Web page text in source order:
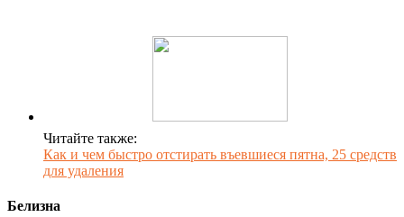
Читайте также:
Как и чем быстро отстирать въевшиеся пятна, 25 средств
для удаления
Белизна